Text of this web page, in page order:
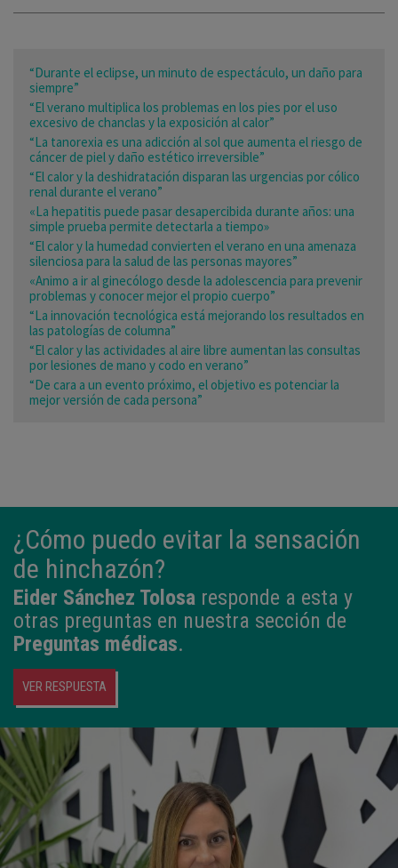
“Durante el eclipse, un minuto de espectáculo, un daño para
siempre”
“El verano multiplica los problemas en los pies por el uso
excesivo de chanclas y la exposición al calor”
“La tanorexia es una adicción al sol que aumenta el riesgo de
cáncer de piel y daño estético irreversible”
“El calor y la deshidratación disparan las urgencias por cólico
renal durante el verano”
«La hepatitis puede pasar desapercibida durante años: una
simple prueba permite detectarla a tiempo»
“El calor y la humedad convierten el verano en una amenaza
silenciosa para la salud de las personas mayores”
«Animo a ir al ginecólogo desde la adolescencia para prevenir
problemas y conocer mejor el propio cuerpo”
“La innovación tecnológica está mejorando los resultados en
las patologías de columna”
“El calor y las actividades al aire libre aumentan las consultas
por lesiones de mano y codo en verano”
“De cara a un evento próximo, el objetivo es potenciar la
mejor versión de cada persona”
¿Cómo puedo evitar la sensación
de hinchazón?
Eider Sánchez Tolosa responde a esta y
otras preguntas en nuestra sección de
Preguntas médicas.
VER RESPUESTA